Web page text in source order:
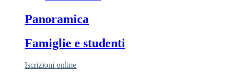
Panoramica
Famiglie e studenti
Iscrizioni online